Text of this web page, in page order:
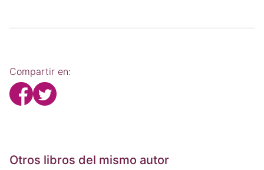
Compartir en:
Otros libros del mismo autor